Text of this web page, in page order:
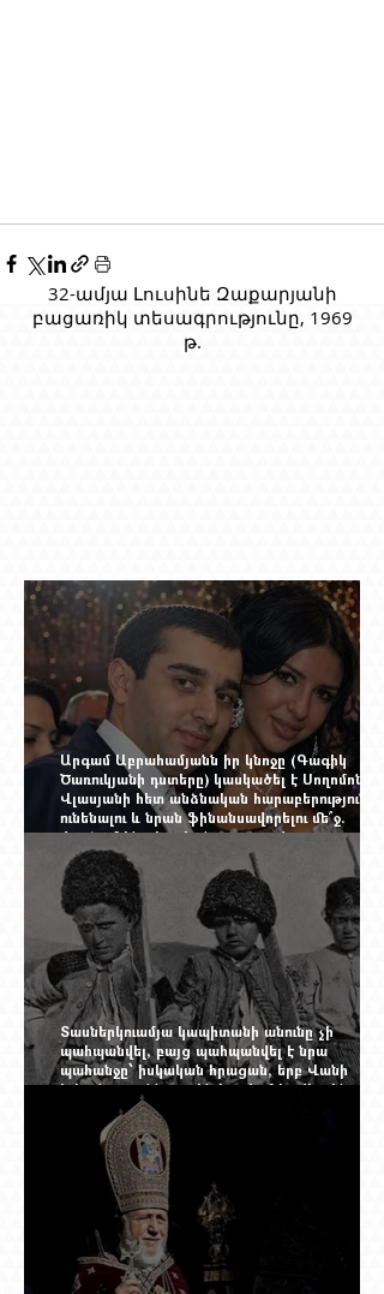
32-ամյա Լուսինե Զաքարյանի
բացառիկ տեսագրությունը, 1969
թ.
Արգամ Աբրահամյանն իր կնոջը (Գագիկ
Ծառուկյանի դստերը) կասկածել է Սողոմոն
Վլասյանի հետ անձնական հարաբերություններ
ունենալու և նրան ֆինանսավորելու մե՞ջ.
փորձում ենք հասկանալ այսօրվա
խառնիճաղանճ լրահոսը
Տասներկուամյա կապիտանի անունը չի
պահպանվել, բայց պահպանվել է նրա
պահանջը՝ իսկական հրացան, երբ Վանի
իշխանությունն արդեն հաշվում էր վերջին
պաշարները